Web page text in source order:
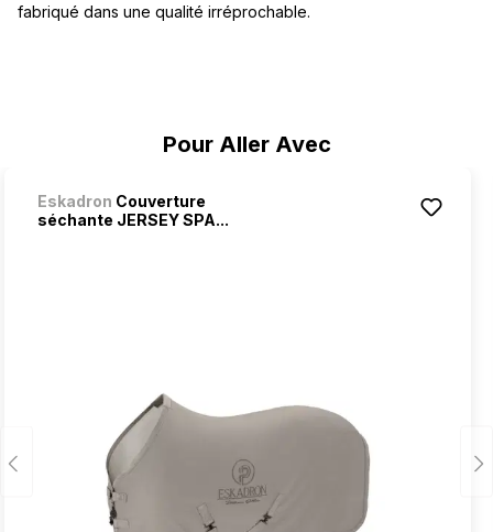
Pour Aller Avec
Eskadron Couverture
séchante JERSEY SPA...
fabriqué dans une qualité irréprochable.